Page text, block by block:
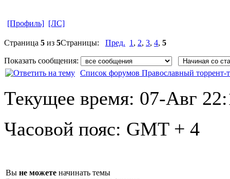
[Профиль] [ЛС]
Страница 5 из 5Страницы: Пред. 1 , 2, 3, 4, 5
Показать сообщения:
Список форумов Православный торрент-
Текущее время: 07-Авг
Часовой пояс: GMT + 4
Вы не можете начинать темы